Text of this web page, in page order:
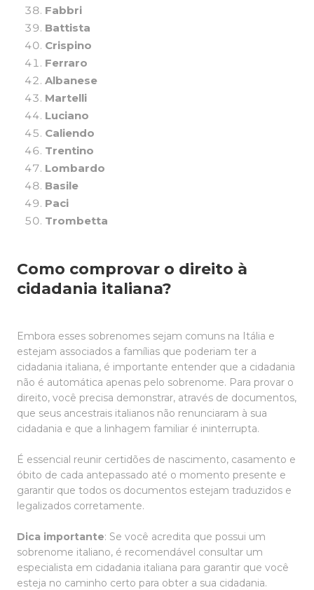
Fabbri
Battista
Crispino
Ferraro
Albanese
Martelli
Luciano
Caliendo
Trentino
Lombardo
Basile
Paci
Trombetta
Como comprovar o direito à
cidadania italiana?
Embora esses sobrenomes sejam comuns na Itália e
estejam associados a famílias que poderiam ter a
cidadania italiana, é importante entender que a cidadania
não é automática apenas pelo sobrenome. Para provar o
direito, você precisa demonstrar, através de documentos,
que seus ancestrais italianos não renunciaram à sua
cidadania e que a linhagem familiar é ininterrupta.
É essencial reunir certidões de nascimento, casamento e
óbito de cada antepassado até o momento presente e
garantir que todos os documentos estejam traduzidos e
legalizados corretamente.
Dica importante: Se você acredita que possui um
sobrenome italiano, é recomendável consultar um
especialista em cidadania italiana para garantir que você
esteja no caminho certo para obter a sua cidadania.